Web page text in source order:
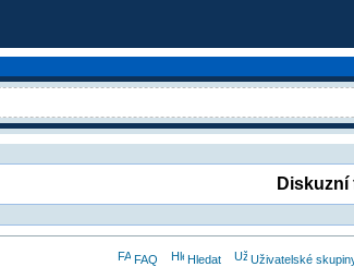
Diskuzní
FAQ Hledat Uživatelské